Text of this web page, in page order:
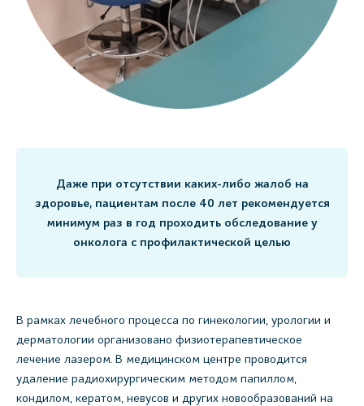
Даже при отсутствии каких-либо жалоб на
здоровье, пациентам после 40 лет рекомендуется
минимум раз в год проходить обследование у
онколога с профилактической целью
В рамках лечебного процесса по гинекологии, урологии и
дерматологии организовано физиотерапевтическое
лечение лазером. В медицинском центре проводится
удаление радиохирургическим методом папиллом,
кондилом, кератом, невусов и других новообразований на